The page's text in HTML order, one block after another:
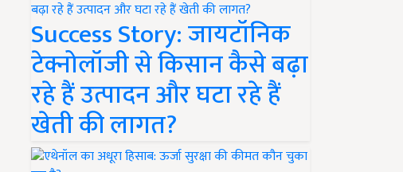
Success Story: जायटॉनिक
टेक्नोलॉजी से किसान कैसे बढ़ा
रहे हैं उत्पादन और घटा रहे हैं
खेती की लागत?